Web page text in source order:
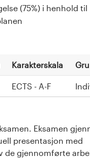
(75%) i henhold til
Karakterskala
ECTS - A-F
Eksamen
presentasjon med
de gjennomførte